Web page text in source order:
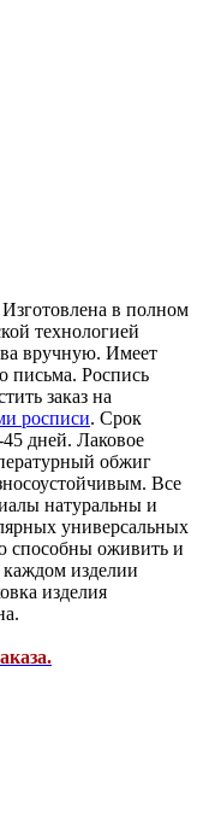
в полном
технологией
вручную. Имеет
письма. Роспись
заказ на
росписи. Срок
45 дней. Лаковое
обжиг
Все
натуральны и
универсальных
способны оживить и
изделии
изделия